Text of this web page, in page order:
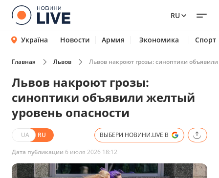
RU
Україна Новости Армия Экономика Спорт
Главная Львов Львов накроют грозы: синоптики
Львов накроют грозы:
синоптики объявили желтый
уровень опасности
UA RU ВЫБЕРИ НОВИНИ.LIVE В
Дата публикации 6 июля 2026 18:12